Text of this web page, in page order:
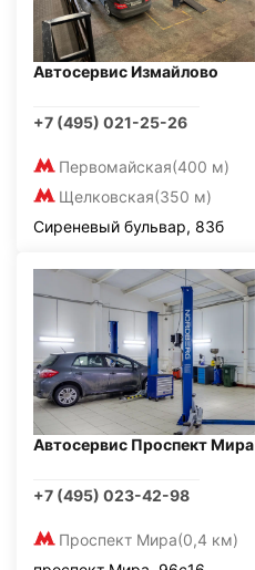
Автосервис Измайлово
+7 (495) 021-25-26
Первомайская(400 м)
Щелковская(350 м)
Сиреневый бульвар, 83б
Автосервис Проспект Мира
+7 (495) 023-42-98
Проспект Мира(0,4 км)